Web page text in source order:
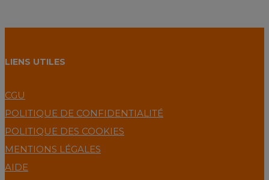
LIENS UTILES
CGU
POLITIQUE DE CONFIDENTIALITÉ
POLITIQUE DES COOKIES
MENTIONS LÉGALES
AIDE